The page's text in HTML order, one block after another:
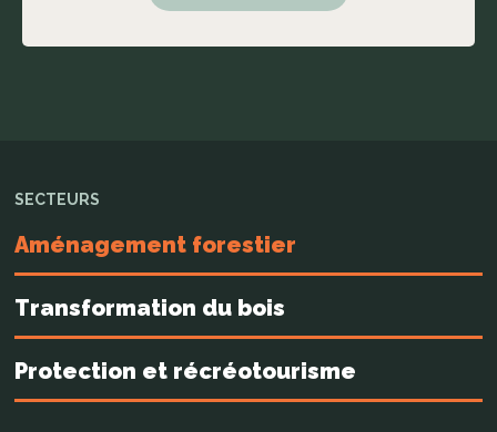
SECTEURS
Aménagement forestier
Transformation du bois
Protection et récréotourisme